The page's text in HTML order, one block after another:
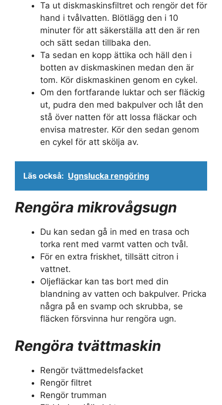
Ta ut diskmaskinsfiltret och rengör det för
hand i tvålvatten. Blötlägg den i 10
minuter för att säkerställa att den är ren
och sätt sedan tillbaka den.
Ta sedan en kopp ättika och häll den i
botten av diskmaskinen medan den är
tom. Kör diskmaskinen genom en cykel.
Om den fortfarande luktar och ser fläckig
ut, pudra den med bakpulver och låt den
stå över natten för att lossa fläckar och
envisa matrester. Kör den sedan genom
en cykel för att skölja av.
Läs också: Ugnslucka rengöring
Rengöra mikrovågsugn
Du kan sedan gå in med en trasa och
torka rent med varmt vatten och tvål.
För en extra friskhet, tillsätt citron i
vattnet.
Oljefläckar kan tas bort med din
blandning av vatten och bakpulver. Pricka
några på en svamp och skrubba, se
fläcken försvinna hur rengöra ugn.
Rengöra tvättmaskin
Rengör tvättmedelsfacket
Rengör filtret
Rengör trumman